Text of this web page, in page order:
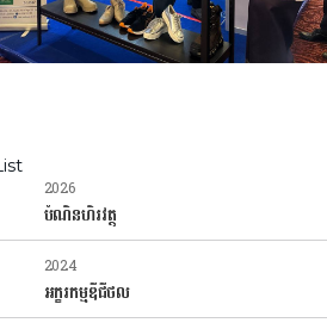
2026
បំណិនហិរវត្ថុ
2024
អក្ខរកម្មឌីជីថល